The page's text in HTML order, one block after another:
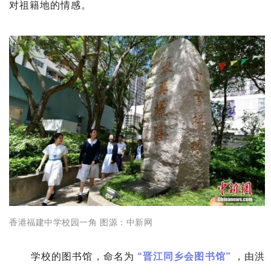
对祖籍地的情感。
香港福建中学校园一角 图源： 中新网
学校的图书馆，命名为 “晋江同乡会图书馆” ，由洪